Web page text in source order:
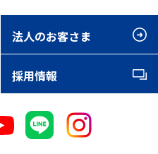
法人のお客さま
採用情報